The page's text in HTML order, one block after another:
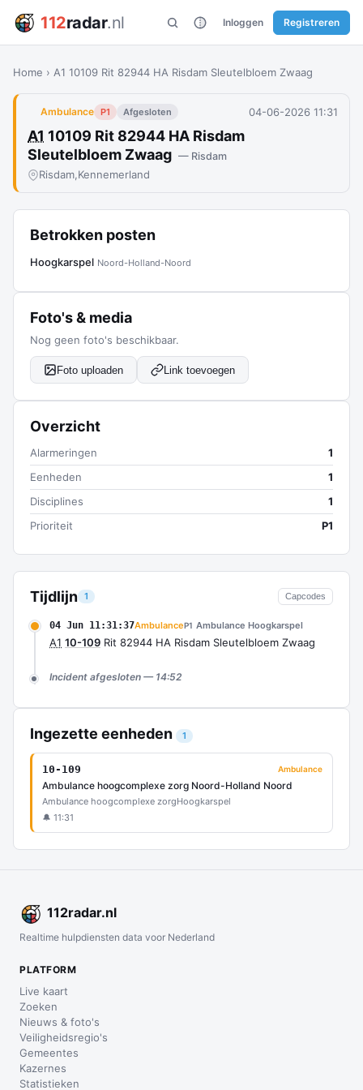
112radar.nl Inloggen Registreren
Home › A1 10109 Rit 82944 HA Risdam Sleutelbloem Zwaag
Ambulance P1 Afgesloten 04-06-2026 11:31
A1 10109 Rit 82944 HA Risdam
Sleutelbloem Zwaag — Risdam
Risdam,Kennemerland
Tijdlijn 1 Capcodes
04 Jun 11:31:37AmbulanceP1 Ambulance Hoogkarspel
A1 10-109 Rit 82944 HA Risdam Sleutelbloem Zwaag
Incident afgesloten — 14:52
Ingezette eenheden 1
10-109 Ambulance
Ambulance hoogcomplexe zorg Noord-Holland Noord
Ambulance hoogcomplexe zorgHoogkarspel
🔔 11:31
Betrokken posten
Hoogkarspel Noord-Holland-Noord
Foto's & media
Nog geen foto's beschikbaar.
Foto uploaden Link toevoegen
Overzicht
Alarmeringen
1
Eenheden
1
Disciplines
1
Prioriteit
P1
112radar.nl
Realtime hulpdiensten data voor Nederland
PLATFORM
Live kaart
Zoeken
Nieuws & foto's
Veiligheidsregio's
Gemeentes
Kazernes
Statistieken